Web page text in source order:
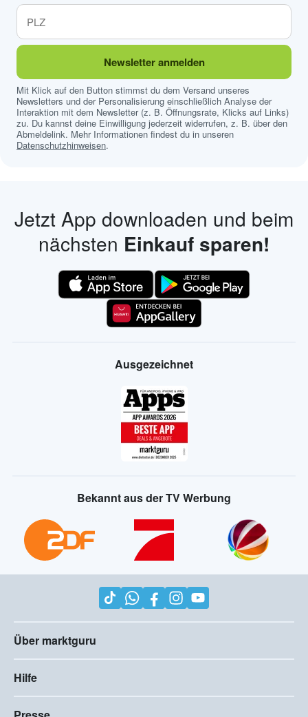
Newsletter anmelden
Mit Klick auf den Button stimmst du dem Versand unseres
Newsletters und der Personalisierung einschließlich Analyse der
Interaktion mit dem Newsletter (z. B. Öffnungsrate, Klicks auf Links)
zu. Du kannst deine Einwilligung jederzeit widerrufen, z. B. über den
Abmeldelink. Mehr Informationen findest du in unseren
Datenschutzhinweisen.
Jetzt App downloaden und beim
nächsten Einkauf sparen!
Ausgezeichnet
Bekannt aus der TV Werbung
Über marktguru
Hilfe